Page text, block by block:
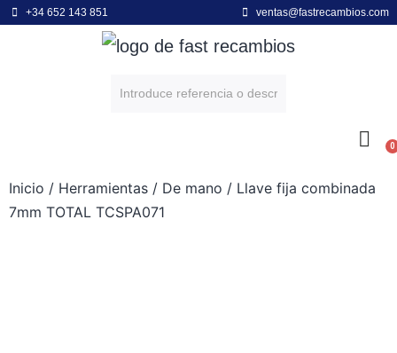
+34 652 143 851 ventas@fastrecambios.com
0
Inicio / Herramientas / De mano / Llave fija combinada
7mm TOTAL TCSPA071